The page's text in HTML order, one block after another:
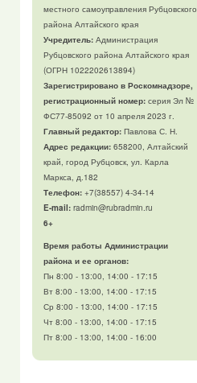
местного самоуправления Рубцовского
района Алтайского края
Учредитель:Администрация
Рубцовского района Алтайского края
(ОГРН 1022202613894)
Зарегистрировано в Роскомнадзоре,
регистрационный номер:серия Эл №
ФС77-85092 от 10 апреля 2023 г.
Главный редактор:Павлова С. Н.
Адрес редакции:658200, Алтайский
край, город Рубцовск, ул. Карла
Маркса, д.182
Телефон:+7(38557) 4-34-14
E-mail:radmin@rubradmin.ru
6+
Время работы Администрации
района и ее органов:
Пн 8:00 - 13:00, 14:00 - 17:15
Вт 8:00 - 13:00, 14:00 - 17:15
Ср 8:00 - 13:00, 14:00 - 17:15
Чт 8:00 - 13:00, 14:00 - 17:15
Пт 8:00 - 13:00, 14:00 - 16:00